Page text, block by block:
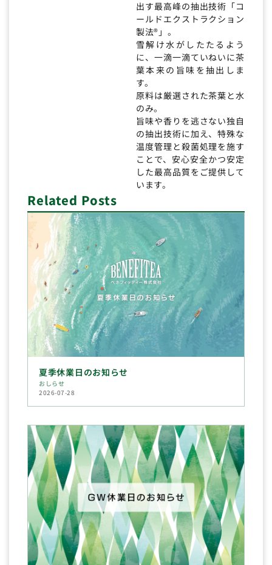
出す最高峰の抽出技術「コ
ールドエクストラクション
製法®」。
雪解け水がしたたるよう
に、一滴一滴ていねいに茶
葉本来の旨味を抽出しま
す。
原料は厳選された茶葉と水
のみ。
旨味や香りを逃さない独自
の抽出技術に加え、特殊な
温度管理と殺菌処理を施す
ことで、安心安全かつ安定
した最高品質をご提供して
います。
Related Posts
夏季休業日のお知らせ
おしらせ
2026-07-28